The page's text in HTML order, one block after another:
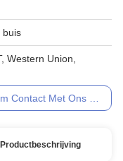
buis
Western Union,
Contact Met Ons Op
Productbeschrijving